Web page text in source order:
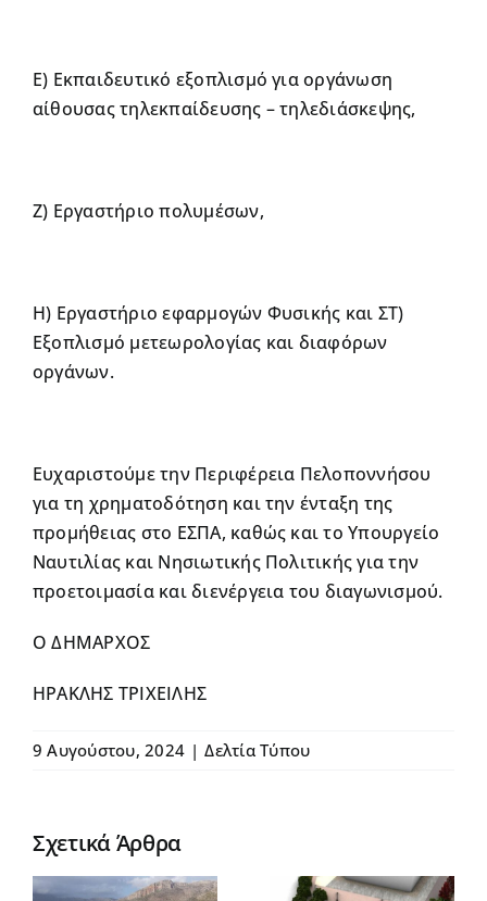
Ε) Εκπαιδευτικό εξοπλισμό για οργάνωση
αίθουσας τηλεκπαίδευσης – τηλεδιάσκεψης,
Ζ) Εργαστήριο πολυμέσων,
Η) Εργαστήριο εφαρμογών Φυσικής και ΣΤ)
Εξοπλισμό μετεωρολογίας και διαφόρων
οργάνων.
Ευχαριστούμε την Περιφέρεια Πελοποννήσου
για τη χρηματοδότηση και την ένταξη της
προμήθειας στο ΕΣΠΑ, καθώς και το Υπουργείο
Ναυτιλίας και Νησιωτικής Πολιτικής για την
προετοιμασία και διενέργεια του διαγωνισμού.
Ο ΔΗΜΑΡΧΟΣ
ΗΡΑΚΛΗΣ ΤΡΙΧΕΙΛΗΣ
9 Αυγούστου, 2024 | Δελτία Τύπου
Σχετικά Άρθρα
εγκαίνια